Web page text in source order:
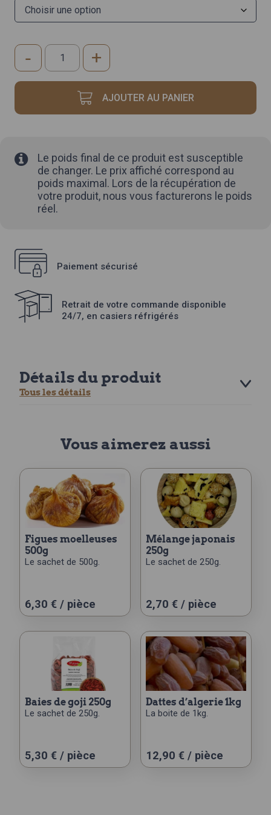
quantité
de
- +
AJOUTER AU PANIER
Le poids final de ce produit est susceptible
de changer. Le prix affiché correspond au
poids maximal. Lors de la récupération de
votre produit, nous vous facturerons le poids
réel.
Paiement sécurisé
Retrait de votre commande disponible
24/7, en casiers réfrigérés
Détails du produit
Tous les détails
Vous aimerez aussi
figues moelleuses
500g
Le sachet de 500g.
6,30 € / pièce
mélange japonais
250g
Le sachet de 250g.
2,70 € / pièce
baies de goji 250g
Le sachet de 250g.
5,30 € / pièce
dattes d’algerie 1kg
La boite de 1kg.
12,90 € / pièce